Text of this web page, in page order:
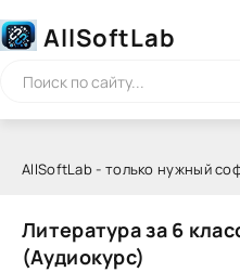
AllSoftLab
AllSoftLab - только нужный
Литература за 6
(Аудиокурс)